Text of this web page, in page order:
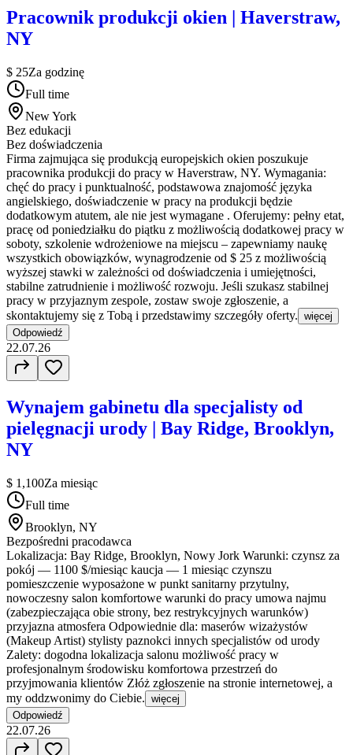
Pracownik produkcji okien | Haverstraw,
NY
$ 25Za godzinę
Full time
New York
Bez edukacji
Bez doświadczenia
Firma zajmująca się produkcją europejskich okien poszukuje
pracownika produkcji do pracy w Haverstraw, NY. Wymagania:
chęć do pracy i punktualność, podstawowa znajomość języka
angielskiego, doświadczenie w pracy na produkcji będzie
dodatkowym atutem, ale nie jest wymagane . Oferujemy: pełny etat,
pracę od poniedziałku do piątku z możliwością dodatkowej pracy w
soboty, szkolenie wdrożeniowe na miejscu – zapewniamy naukę
wszystkich obowiązków, wynagrodzenie od $ 25 z możliwością
wyższej stawki w zależności od doświadczenia i umiejętności,
stabilne zatrudnienie i możliwość rozwoju. Jeśli szukasz stabilnej
pracy w przyjaznym zespole, zostaw swoje zgłoszenie, a
skontaktujemy się z Tobą i przedstawimy szczegóły oferty. więcej
Odpowiedź
22.07.26
Wynajem gabinetu dla specjalisty od
pielęgnacji urody | Bay Ridge, Brooklyn,
NY
$ 1,100Za miesiąc
Full time
Brooklyn, NY
Bezpośredni pracodawca
Lokalizacja: Bay Ridge, Brooklyn, Nowy Jork Warunki: czynsz za
pokój — 1100 $/miesiąc kaucja — 1 miesiąc czynszu
pomieszczenie wyposażone w punkt sanitarny przytulny,
nowoczesny salon komfortowe warunki do pracy umowa najmu
(zabezpieczająca obie strony, bez restrykcyjnych warunków)
przyjazna atmosfera Odpowiednie dla: maserów wizażystów
(Makeup Artist) stylisty paznokci innych specjalistów od urody
Zalety: dogodna lokalizacja salonu możliwość pracy w
profesjonalnym środowisku komfortowa przestrzeń do
przyjmowania klientów Złóż zgłoszenie na stronie internetowej, a
my oddzwonimy do Ciebie. więcej
Odpowiedź
22.07.26